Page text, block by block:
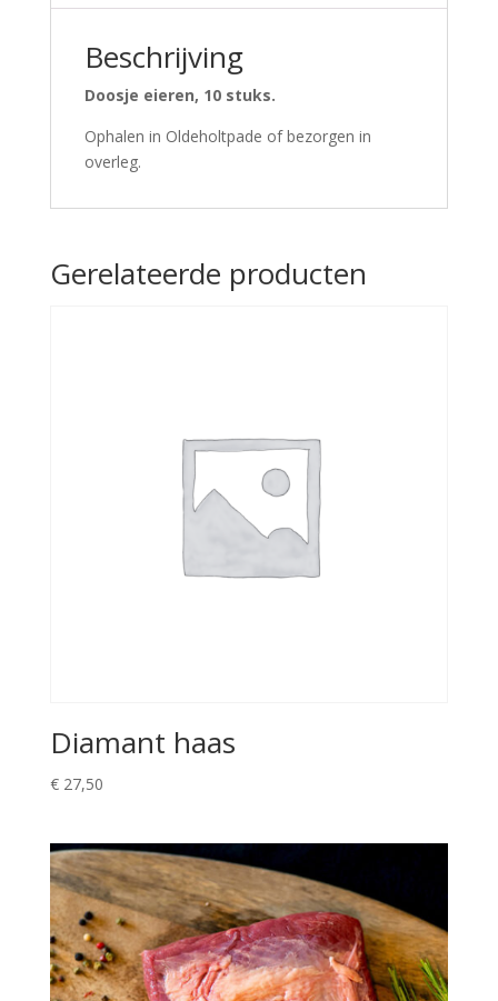
Beschrijving
Doosje eieren, 10 stuks.
Ophalen in Oldeholtpade of bezorgen in
overleg.
Gerelateerde producten
Diamant haas
€27,50